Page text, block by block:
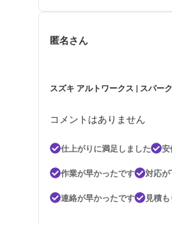
匿名さん
スズキ アルトワークス | スパー
コメントはありません
仕上がりに満足しました
安
作業が早かったです
対応
連絡が早かったです
見積